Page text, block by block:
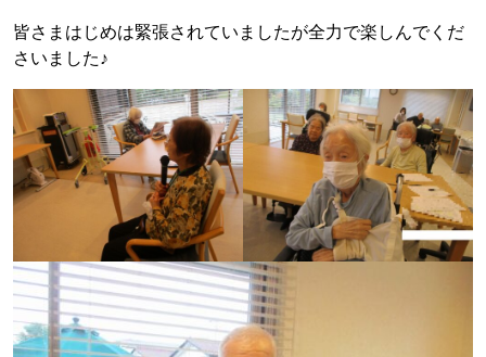
皆さまはじめは緊張されていましたが全力で楽しんでくだ
さいました♪